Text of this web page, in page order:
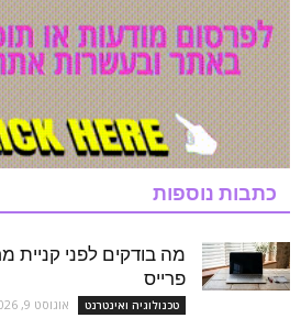
כתבות נוספות
מה בודקים לפני קניית
פרייס
טכנולוגיה ואינטרנט אוגוסט 9, 2026